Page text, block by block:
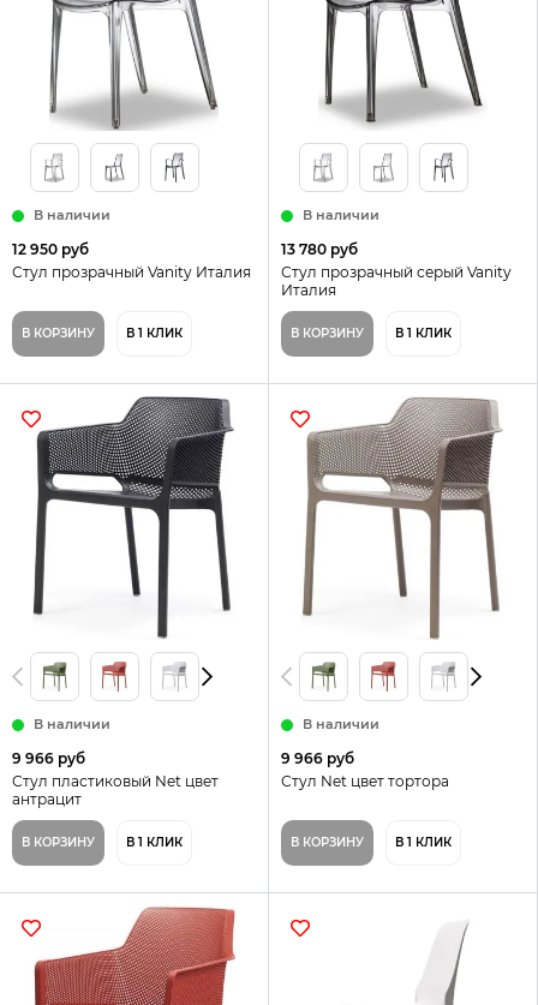
В наличии
12 950 руб
Стул прозрачный Vanity Италия
В КОРЗИНУ В 1 КЛИК
В наличии
13 780 руб
Стул прозрачный серый Vanity
Италия
В КОРЗИНУ В 1 КЛИК
В наличии
9 966 руб
Стул пластиковый Net цвет
антрацит
В КОРЗИНУ В 1 КЛИК
В наличии
9 966 руб
Стул Net цвет тортора
В КОРЗИНУ В 1 КЛИК